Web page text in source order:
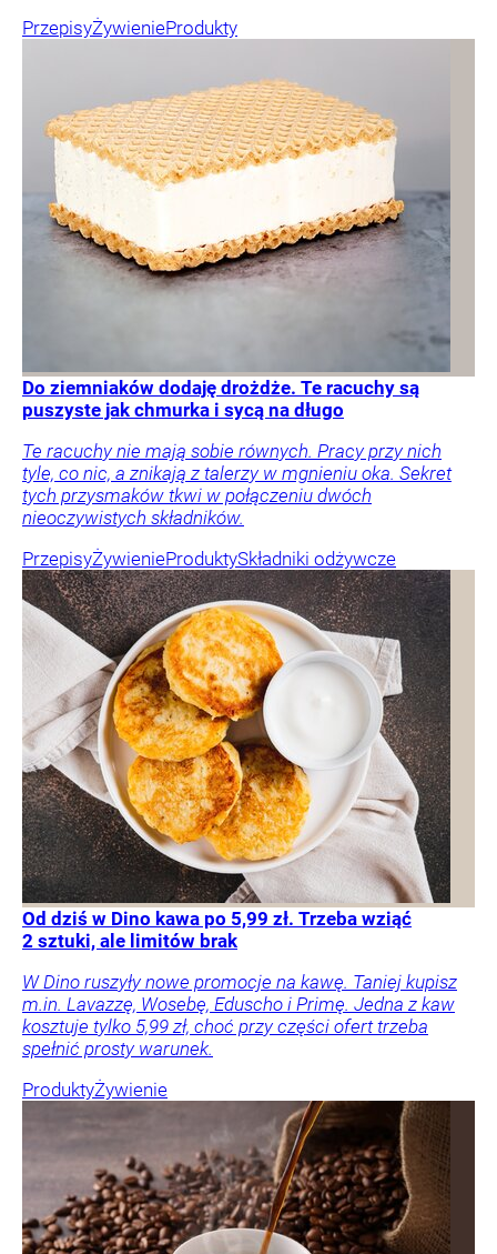
PrzepisyŻywienieProdukty
Do ziemniaków dodaję drożdże. Te racuchy są
puszyste jak chmurka i sycą na długo
Te racuchy nie mają sobie równych. Pracy przy nich
tyle, co nic, a znikają z talerzy w mgnieniu oka. Sekret
tych przysmaków tkwi w połączeniu dwóch
nieoczywistych składników.
PrzepisyŻywienieProduktySkładniki odżywcze
Od dziś w Dino kawa po 5,99 zł. Trzeba wziąć
2 sztuki, ale limitów brak
W Dino ruszyły nowe promocje na kawę. Taniej kupisz
m.in. Lavazzę, Wosebę, Eduscho i Primę. Jedna z kaw
kosztuje tylko 5,99 zł, choć przy części ofert trzeba
spełnić prosty warunek.
ProduktyŻywienie